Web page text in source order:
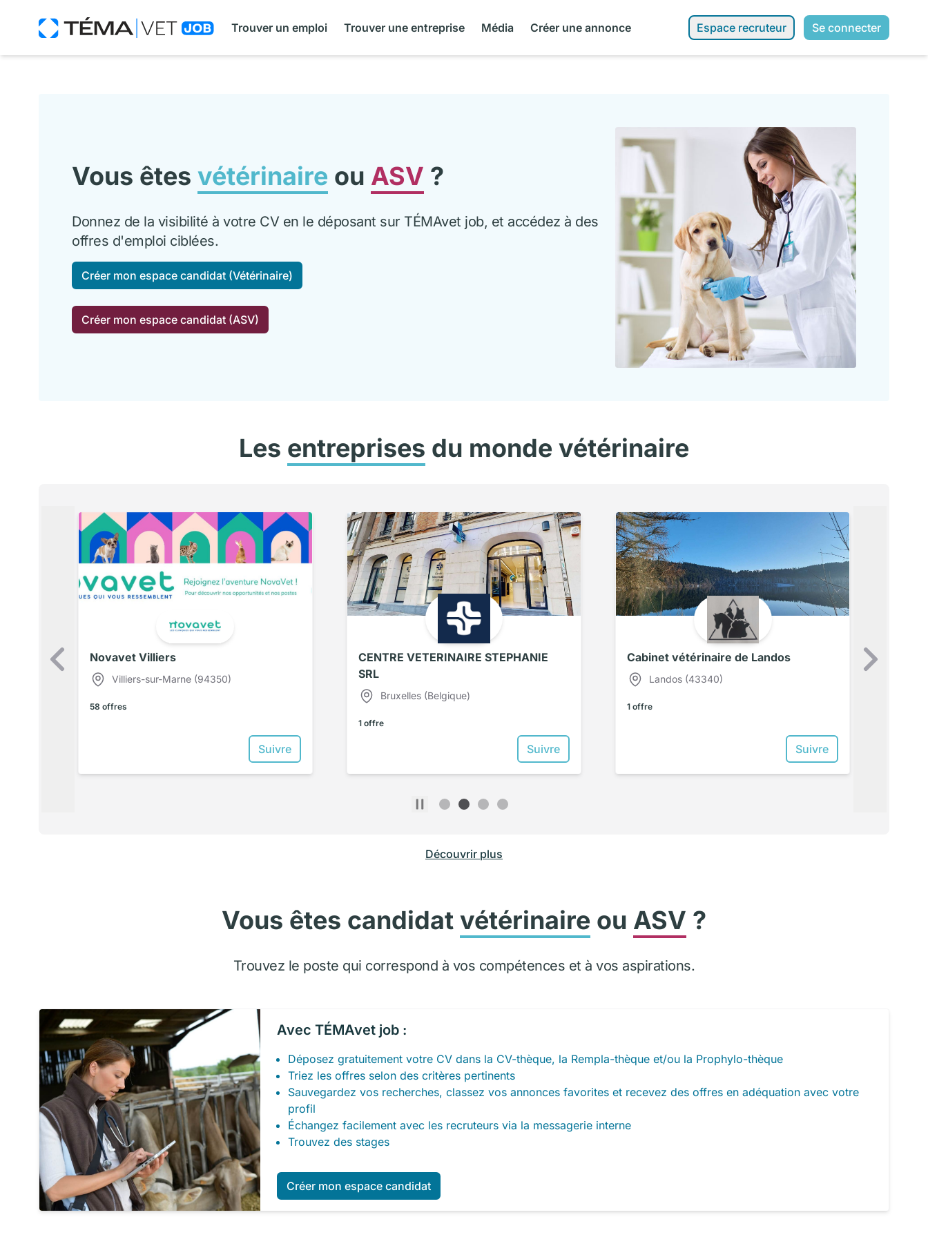
Trouver un emploi Trouver une entreprise Média Créer une annonce Espace recruteur Se connecter
Vous êtes vétérinaire ou ASV ?
Donnez de la visibilité à votre CV en le déposant sur TÉMAvet job, et accédez à des
offres d'emploi ciblées.
Créer mon espace candidat (Vétérinaire)
Créer mon espace candidat (ASV)
Les entreprises du monde vétérinaire
Novavet Villiers
Villiers-sur-Marne (94350)
58 offres
Suivre
CENTRE VETERINAIRE STEPHANIE
SRL
Bruxelles (Belgique)
1 offre
Suivre
Cabinet vétérinaire de Landos
Landos (43340)
1 offre
Suivre
Précédent
Découvrir plus
Vous êtes candidat vétérinaire ou ASV ?
Trouvez le poste qui correspond à vos compétences et à vos aspirations.
Avec TÉMAvet job :
Déposez gratuitement votre CV dans la CV-thèque, la Rempla-thèque et/ou la Prophylo-thèque
Triez les offres selon des critères pertinents
Sauvegardez vos recherches, classez vos annonces favorites et recevez des offres en adéquation avec votre
profil
Échangez facilement avec les recruteurs via la messagerie interne
Trouvez des stages
Créer mon espace candidat